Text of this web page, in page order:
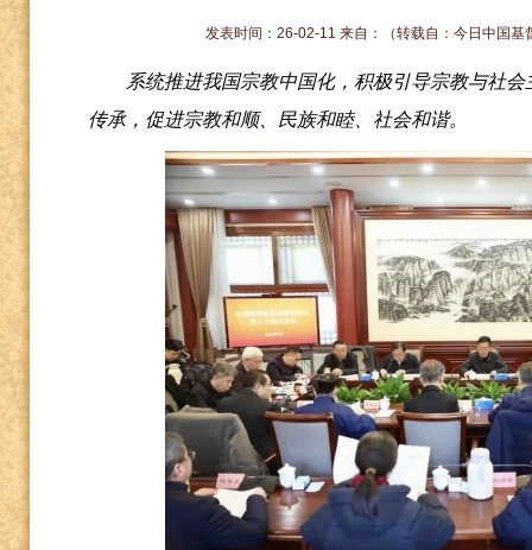
发表时间：26-02-11 来自： （转载自：今日中国基
系统推进我国宗教中国化，积极引导宗教与社
传承，促进宗教和顺、民族和睦、社会和谐。